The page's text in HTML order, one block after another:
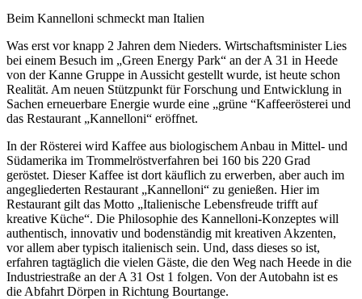
Beim Kannelloni schmeckt man Italien
Was erst vor knapp 2 Jahren dem Nieders. Wirtschaftsminister Lies
bei einem Besuch im „Green Energy Park“ an der A 31 in Heede
von der Kanne Gruppe in Aussicht gestellt wurde, ist heute schon
Realität. Am neuen Stützpunkt für Forschung und Entwicklung in
Sachen erneuerbare Energie wurde eine „grüne “Kaffeerösterei und
das Restaurant „Kannelloni“ eröffnet.
In der Rösterei wird Kaffee aus biologischem Anbau in Mittel- und
Südamerika im Trommelröstverfahren bei 160 bis 220 Grad
geröstet. Dieser Kaffee ist dort käuflich zu erwerben, aber auch im
angegliederten Restaurant „Kannelloni“ zu genießen. Hier im
Restaurant gilt das Motto „Italienische Lebensfreude trifft auf
kreative Küche“. Die Philosophie des Kannelloni-Konzeptes will
authentisch, innovativ und bodenständig mit kreativen Akzenten,
vor allem aber typisch italienisch sein. Und, dass dieses so ist,
erfahren tagtäglich die vielen Gäste, die den Weg nach Heede in die
Industriestraße an der A 31 Ost 1 folgen. Von der Autobahn ist es
die Abfahrt Dörpen in Richtung Bourtange.